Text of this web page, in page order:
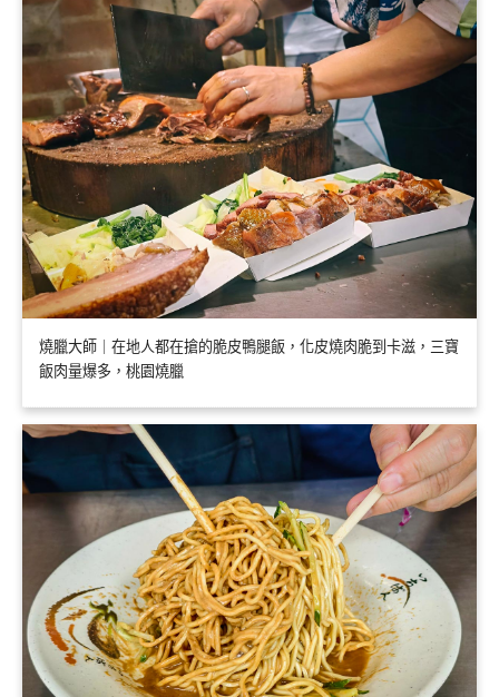
燒臘大師｜在地人都在搶的脆皮鴨腿飯，化皮燒肉脆到卡滋，三寶
飯肉量爆多，桃園燒臘